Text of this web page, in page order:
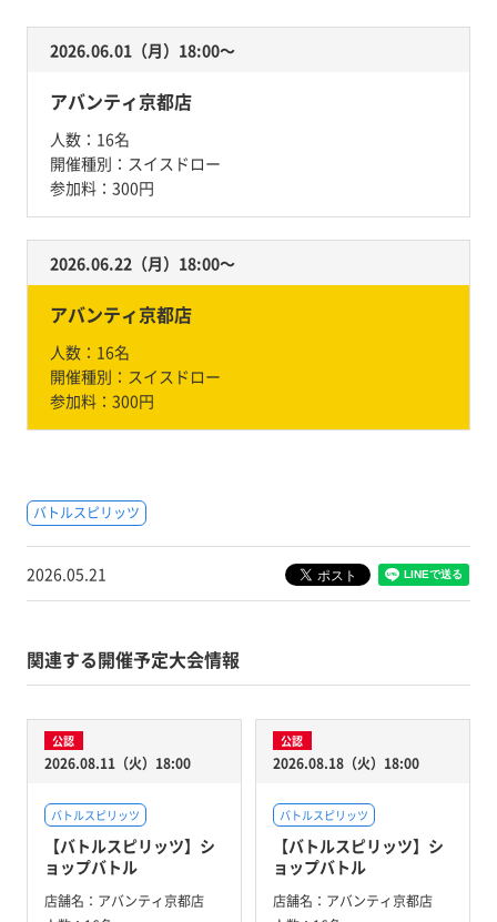
2026.06.01（月）18:00〜
アバンティ京都店
人数： 16名
開催種別： スイスドロー
参加料： 300円
2026.06.22（月）18:00〜
アバンティ京都店
人数： 16名
開催種別： スイスドロー
参加料： 300円
バトルスピリッツ
2026.05.21
関連する開催予定大会情報
公認
2026.08.11（火）18:00
バトルスピリッツ
【バトルスピリッツ】シ
ョップバトル
店舗名： アバンティ京都店
公認
2026.08.18（火）18:00
バトルスピリッツ
【バトルスピリッツ】シ
ョップバトル
店舗名： アバンティ京都店